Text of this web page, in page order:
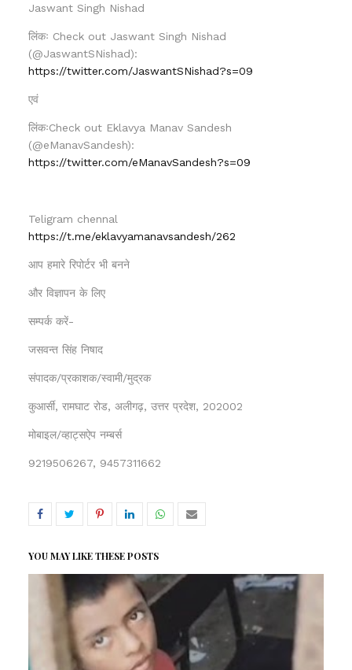
Jaswant Singh Nishad
लिंकः Check out Jaswant Singh Nishad
(@JaswantSNishad):
https://twitter.com/JaswantSNishad?s=09
एवं
लिंकःCheck out Eklavya Manav Sandesh
(@eManavSandesh):
https://twitter.com/eManavSandesh?s=09
Teligram chennal
https://t.me/eklavyamanavsandesh/262
आप हमारे रिपोर्टर भी बनने
और विज्ञापन के लिए
सम्पर्क करें-
जसवन्त सिंह निषाद
संपादक/प्रकाशक/स्वामी/मुद्रक
कुआर्सी, रामघाट रोड, अलीगढ़, उत्तर प्रदेश, 202002
मोबाइल/व्हाट्सऐप नम्बर्स
9219506267, 9457311662
YOU MAY LIKE THESE POSTS